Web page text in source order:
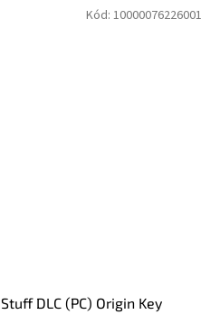
DLC (PC) Origin Key
Kód: 10000076226001